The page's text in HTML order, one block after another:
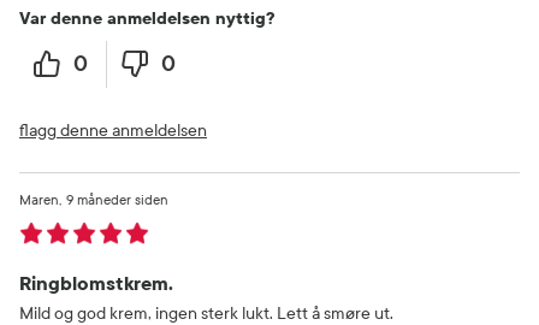
Var denne anmeldelsen nyttig?
0 0
flagg denne anmeldelsen
Ringblomstkrem.
9 måneder siden
Maren
Mild og god krem, ingen sterk lukt. Lett å smøre ut.